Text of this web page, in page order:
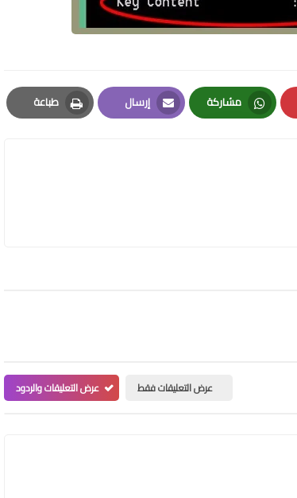
مشاركة
Whatsapp
إرسال
Email
طباعة
Print
عرض التعليقات فقط عرض التعليقات والردود